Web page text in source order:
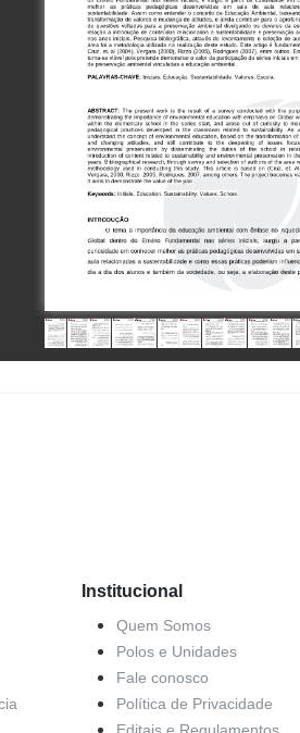
Institucional
Quem Somos
Polos e Unidades
Fale conosco
Política de Privacidade